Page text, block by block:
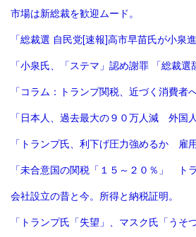
市場は新総裁を歓迎ムード。
会社設立の昔と今。所得と納税証明。